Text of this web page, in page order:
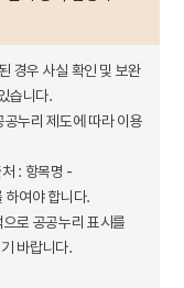
경우 사실 확인 및 보완
습니다.
누리 제도에 따라 이용
: 항목명 -
하여야 합니다.
로 공공누리 표시를
바랍니다.